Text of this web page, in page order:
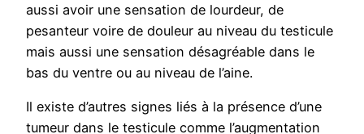
aussi avoir une sensation de lourdeur, de
pesanteur voire de douleur au niveau du testicule
mais aussi une sensation désagréable dans le
bas du ventre ou au niveau de l’aine.
Il existe d’autres signes liés à la présence d’une
tumeur dans le testicule comme l’augmentation